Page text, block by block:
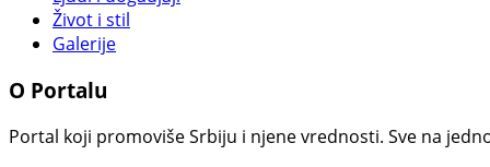
Život i stil
Galerije
O Portalu
Portal koji promoviše Srbiju i njene vrednosti. Sve na